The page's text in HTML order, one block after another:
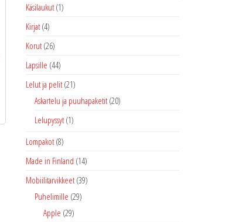
Käsilaukut (1)
Kirjat (4)
Korut (26)
Lapsille (44)
Lelut ja pelit (21)
Askartelu ja puuhapaketit (20)
Lelupyssyt (1)
Lompakot (8)
Made in Finland (14)
Mobiilitarvikkeet (39)
Puhelimille (29)
Apple (29)